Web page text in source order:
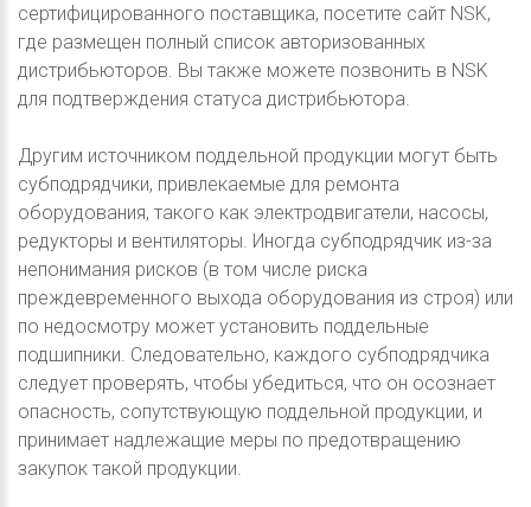
сертифицированного поставщика, посетите сайт NSK,
где размещен полный список авторизованных
дистрибьюторов. Вы также можете позвонить в NSK
для подтверждения статуса дистрибьютора.
Другим источником поддельной продукции могут быть
субподрядчики, привлекаемые для ремонта
оборудования, такого как электродвигатели, насосы,
редукторы и вентиляторы. Иногда субподрядчик из-за
непонимания рисков (в том числе риска
преждевременного выхода оборудования из строя) или
по недосмотру может установить поддельные
подшипники. Следовательно, каждого субподрядчика
следует проверять, чтобы убедиться, что он осознает
опасность, сопутствующую поддельной продукции, и
принимает надлежащие меры по предотвращению
закупок такой продукции.